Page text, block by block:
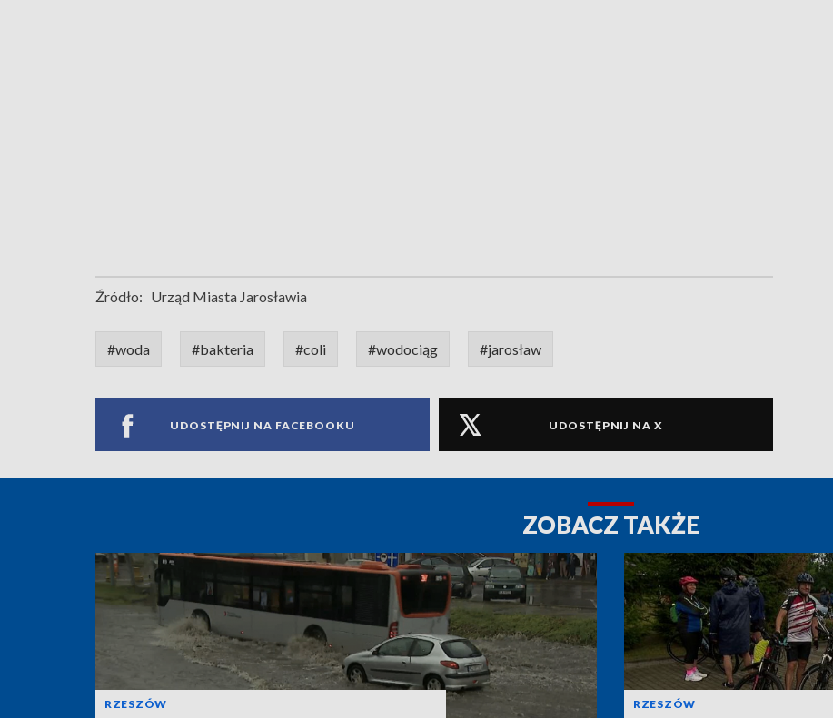
Źródło: Urząd Miasta Jarosławia
#woda #bakteria #coli #wodociąg #jarosław
UDOSTĘPNIJ NA FACEBOOKU UDOSTĘPNIJ NA X
ZOBACZ TAKŻE
RZESZÓW RZESZÓW